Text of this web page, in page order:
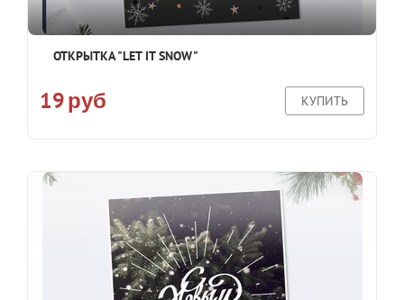
ОТКРЫТКА "LET IT SNOW"
19 руб КУПИТЬ